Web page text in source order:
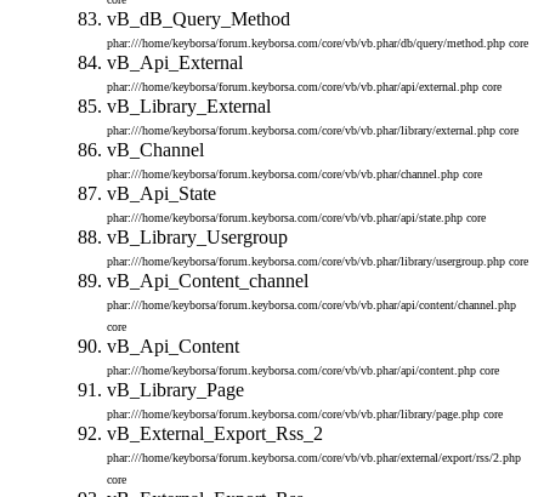
vB_dB_Query_Method
phar:///home/keyborsa/forum.keyborsa.com/core/vb/vb.phar/db/query/method.php core
vB_Api_External
phar:///home/keyborsa/forum.keyborsa.com/core/vb/vb.phar/api/external.php core
vB_Library_External
phar:///home/keyborsa/forum.keyborsa.com/core/vb/vb.phar/library/external.php core
vB_Channel
phar:///home/keyborsa/forum.keyborsa.com/core/vb/vb.phar/channel.php core
vB_Api_State
phar:///home/keyborsa/forum.keyborsa.com/core/vb/vb.phar/api/state.php core
vB_Library_Usergroup
phar:///home/keyborsa/forum.keyborsa.com/core/vb/vb.phar/library/usergroup.php core
vB_Api_Content_channel
phar:///home/keyborsa/forum.keyborsa.com/core/vb/vb.phar/api/content/channel.php
core
vB_Api_Content
phar:///home/keyborsa/forum.keyborsa.com/core/vb/vb.phar/api/content.php core
vB_Library_Page
phar:///home/keyborsa/forum.keyborsa.com/core/vb/vb.phar/library/page.php core
vB_External_Export_Rss_2
phar:///home/keyborsa/forum.keyborsa.com/core/vb/vb.phar/external/export/rss/2.php
core